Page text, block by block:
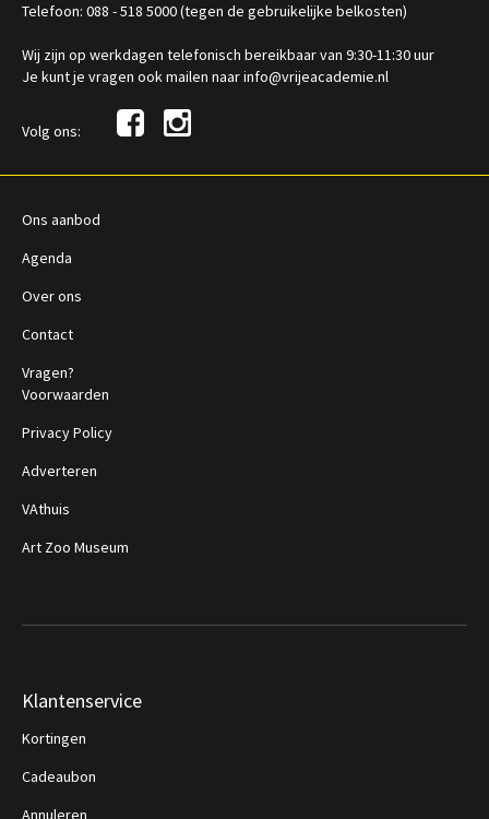
Telefoon: 088 - 518 5000 (tegen de gebruikelijke belkosten)
Wij zijn op werkdagen telefonisch bereikbaar van 9:30-11:30 uur
Je kunt je vragen ook mailen naar info@vrijeacademie.nl
Volg ons:
Ons aanbod
Agenda
Over ons
Contact
Vragen?
Voorwaarden
Privacy Policy
Adverteren
VAthuis
Art Zoo Museum
Klantenservice
Kortingen
Cadeaubon
Annuleren